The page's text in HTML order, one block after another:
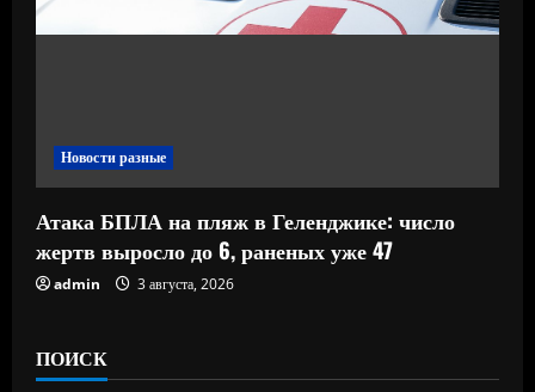
Новости разные
Атака БПЛА на пляж в Геленджике: число
жертв выросло до 6, раненых уже 47
admin 3 августа, 2026
ПОИСК